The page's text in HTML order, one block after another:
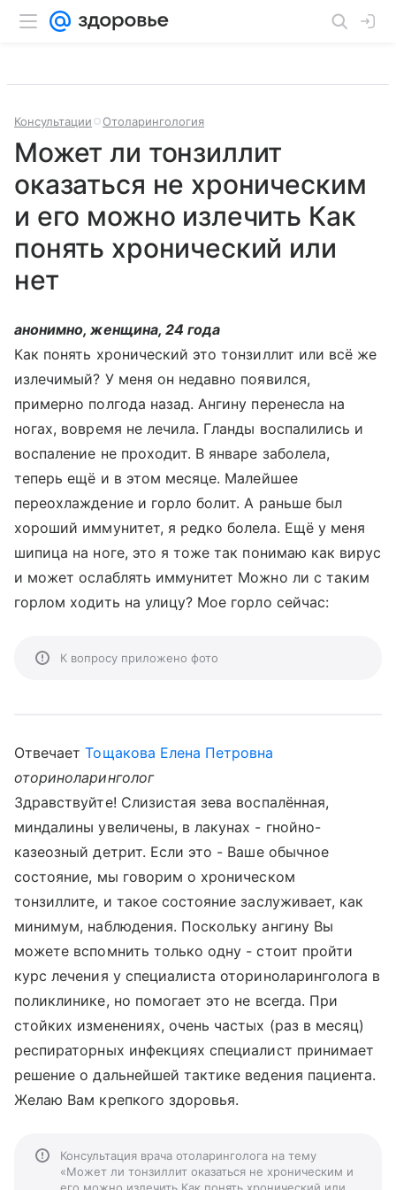
Консультации Отоларингология
Может ли тонзиллит
оказаться не хроническим
и его можно излечить Как
понять хронический или
нет
анонимно, женщина, 24 года
Как понять хронический это тонзиллит или всё же
излечимый? У меня он недавно появился,
примерно полгода назад. Ангину перенесла на
ногах, вовремя не лечила. Гланды воспалились и
воспаление не проходит. В январе заболела,
теперь ещё и в этом месяце. Малейшее
переохлаждение и горло болит. А раньше был
хороший иммунитет, я редко болела. Ещё у меня
шипица на ноге, это я тоже так понимаю как вирус
и может ослаблять иммунитет Можно ли с таким
горлом ходить на улицу? Мое горло сейчас:
К вопросу приложено фото
ОтвечаетТощакова Елена Петровна
оториноларинголог
Здравствуйте! Слизистая зева воспалённая,
миндалины увеличены, в лакунах - гнойно-
казеозный детрит. Если это - Ваше обычное
состояние, мы говорим о хроническом
тонзиллите, и такое состояние заслуживает, как
минимум, наблюдения. Поскольку ангину Вы
можете вспомнить только одну - стоит пройти
курс лечения у специалиста оториноларинголога в
поликлинике, но помогает это не всегда. При
стойких изменениях, очень частых (раз в месяц)
респираторных инфекциях специалист принимает
решение о дальнейшей тактике ведения пациента.
Желаю Вам крепкого здоровья.
Консультация врача отоларинголога на тему
«Может ли тонзиллит оказаться не хроническим и